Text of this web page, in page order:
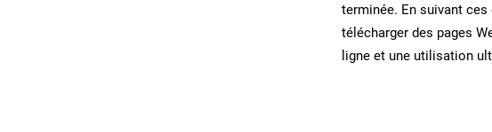
terminée. En suivant
télécharger des pages
ligne et une utilisation